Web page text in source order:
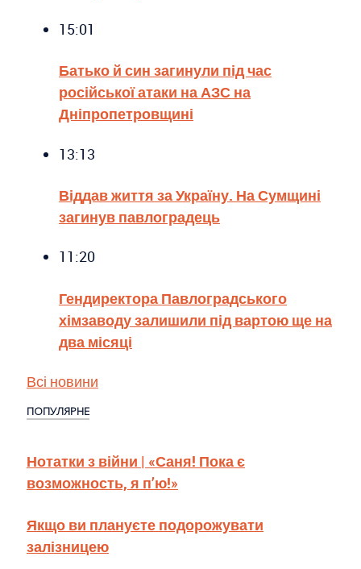
15:01
Батько й син загинули під час
російської атаки на АЗС на
Дніпропетровщині
13:13
Віддав життя за Україну. На Сумщині
загинув павлоградець
11:20
Гендиректора Павлоградського
хімзаводу залишили під вартою ще на
два місяці
Всі новини
ПОПУЛЯРНЕ
Нотатки з війни | «Саня! Пока є
возможность, я п’ю!»
Якщо ви плануєте подорожувати
залізницею